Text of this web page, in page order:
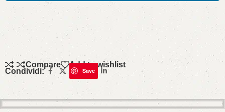
Compare Add to wishlist
Condividi: Save